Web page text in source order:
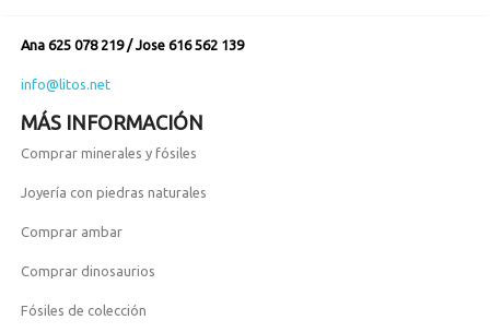
Ana 625 078 219 / Jose 616 562 139
info@litos.net
MÁS INFORMACIÓN
Comprar minerales y fósiles
Joyería con piedras naturales
Comprar ambar
Comprar dinosaurios
Fósiles de colección